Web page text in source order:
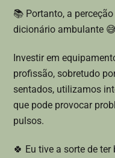
📚 Portanto, a
dicionário ambulante
Investir em
profissão, sobretudo
sentados, utilizamos
que pode provocar
pulsos.
🍀 Eu tive a sorte de